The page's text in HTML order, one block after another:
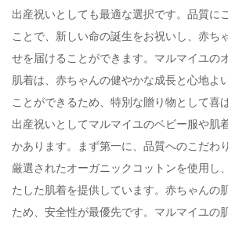
出産祝いとしても最適な選択です。品質に
ことで、新しい命の誕生をお祝いし、赤ち
せを届けることができます。マルマイユの
肌着は、赤ちゃんの健やかな成長と心地よ
ことができるため、特別な贈り物として喜
出産祝いとしてマルマイユのベビー服や肌
かあります。まず第一に、品質へのこだわ
厳選されたオーガニックコットンを使用し
たした肌着を提供しています。赤ちゃんの
ため、安全性が最優先です。マルマイユの